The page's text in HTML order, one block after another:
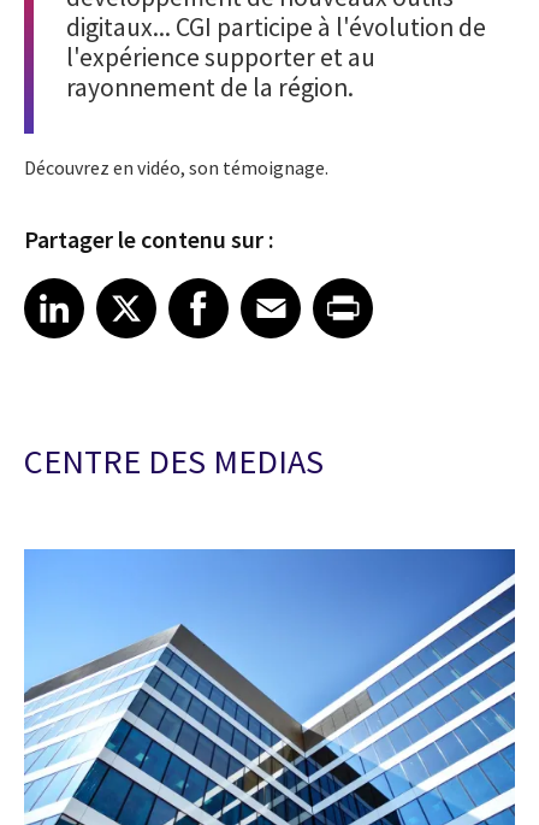
digitaux... CGI participe à l'évolution de
l'expérience supporter et au
rayonnement de la région.
Découvrez en vidéo, son témoignage.
Partager le contenu sur :
Share article on LinkedIn
LinkedIn
Share article on XShare article on Facebook
Facebook
Share article on Email
EmailShare article on Print
CENTRE DES MEDIAS